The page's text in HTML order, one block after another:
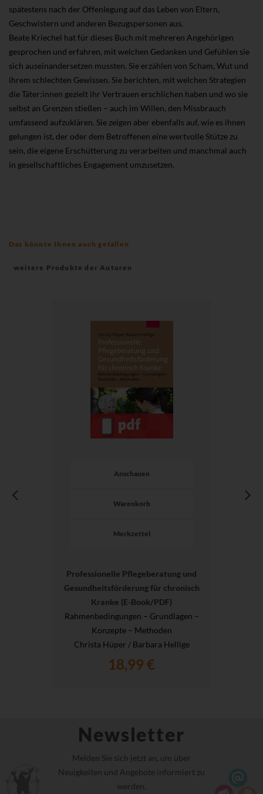
spätestens nach der Offenlegung auf das Leben von Eltern,
Geschwistern und anderen Bezugspersonen aus.
Beate Kriechel hat für dieses Buch mit mehreren Angehörigen
gesprochen und erfahren, mit welchen Gedanken und Gefühlen sie
sich auseinandersetzen mussten. Sie erzählen von Scham, Wut und
ihrem schlechten Gewissen. Sie berichten, mit welchen Strategien
die Täter:innen gezielt ihr Vertrauen erschlichen haben und wo sie
selbst an Grenzen stießen – auch im Willen, den Missbrauch
umfassend aufzuklären. Sie zeigen aber ebenfalls auf, wie es ihnen
gelungen ist, der oder dem Betroffenen eine wertvolle Stütze zu
sein, die eigene Erschütterung zu verarbeiten und manchmal auch
in gesellschaftliches Engagement umzusetzen.
Das könnte Ihnen auch gefallen
weitere Produkte der Autoren
Anschauen
Warenkorb
Merkzettel
Professionelle Pflegeberatung und
Gesundheitsförderung für chronisch
Kranke (E-Book/PDF)
Rahmenbedingungen – Grundlagen –
Konzepte – Methoden
Christa Hüper / Barbara Hellige
18,99 €
Newsletter
Melden Sie sich jetzt an, um über
Neuigkeiten und Angebote informiert zu
werden.